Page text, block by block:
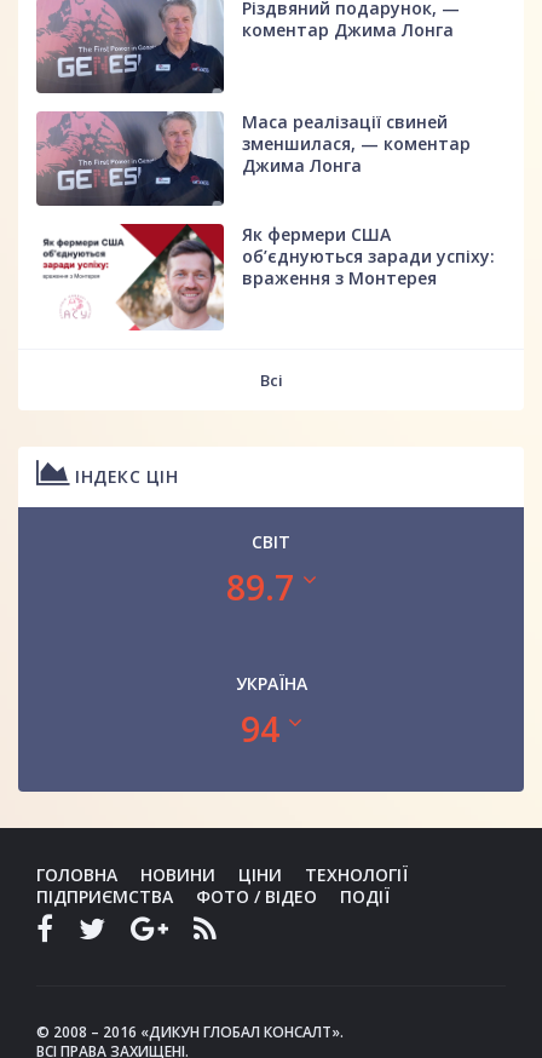
Різдвяний подарунок, —
коментар Джима Лонга
Маса реалізації свиней
зменшилася, — коментар
Джима Лонга
Як фермери США
об’єднуються заради успіху:
враження з Монтерея
Всі
ІНДЕКС ЦІН
СВІТ
89.7
УКРАЇНА
94
ГОЛОВНА НОВИНИ ЦІНИ
ТЕХНОЛОГІЇ
ПІДПРИЄМСТВА
ФОТО / ВІДЕО ПОДІЇ
© 2008 – 2016 «ДИКУН ГЛОБАЛ КОНСАЛТ».
ВСІ ПРАВА ЗАХИЩЕНІ.